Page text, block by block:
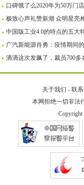
口碑饿了么2020年为50万门
极致心声礼赞新潮 众明星亮
中国版工业4.0的特点的五大
广汽新能源肖勇：疫情期间
滴滴这次发飙了，裁员700多
关于我们 - 联
本网拒绝一切非法
Copyright